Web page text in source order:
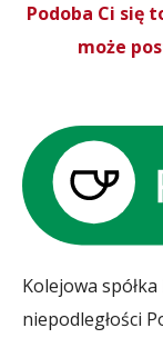
Podoba Ci się
może
Kolejowa spółka
niepodległości